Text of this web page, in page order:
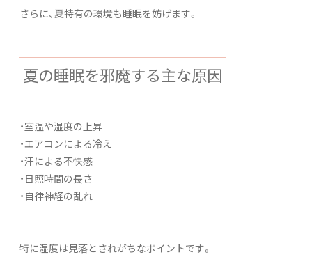
さらに、夏特有の環境も睡眠を妨げます。
夏の睡眠を邪魔する主な原因
・室温や湿度の上昇
・エアコンによる冷え
・汗による不快感
・日照時間の長さ
・自律神経の乱れ
特に湿度は見落とされがちなポイントです。